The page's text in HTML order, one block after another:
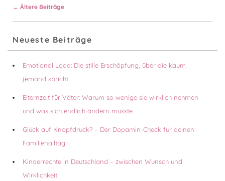
Beitragsnavigation
← Ältere Beiträge
Seitenleisten-
Widgetbereich
Neueste Beiträge
Emotional Load: Die stille Erschöpfung, über die kaum
jemand spricht
Elternzeit für Väter: Warum so wenige sie wirklich nehmen –
und was sich endlich ändern müsste
Glück auf Knopfdruck? – Der Dopamin-Check für deinen
Familienalltag
Kinderrechte in Deutschland – zwischen Wunsch und
Wirklichkeit